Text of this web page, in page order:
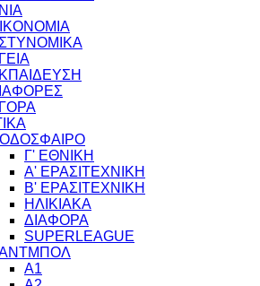
Γ' ΕΘΝΙΚΗ
Α' ΕΡΑΣΙΤΕΧΝΙΚΗ
Β' ΕΡΑΣΙΤΕΧΝΙΚΗ
ΗΛΙΚΙΑΚΑ
ΔΙΑΦΟΡΑ
SUPERLEAGUE
Α1